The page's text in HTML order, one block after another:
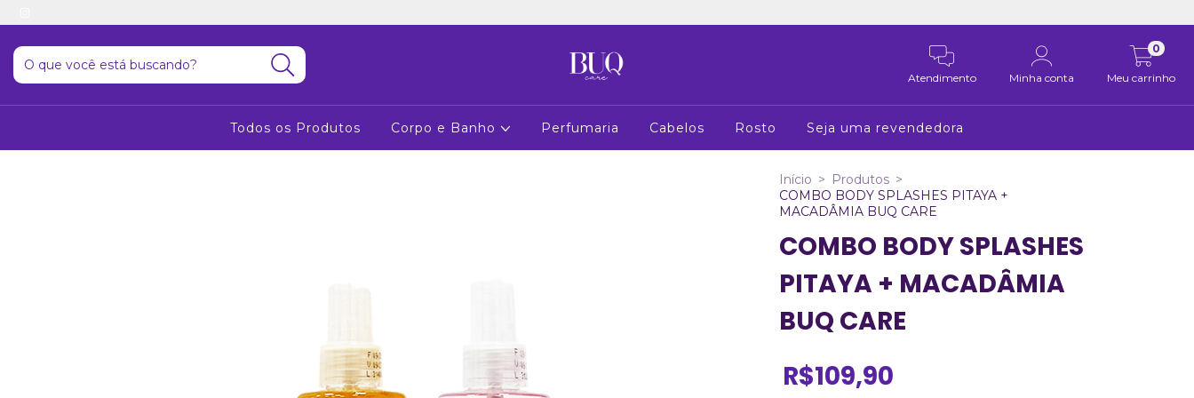
Atendimento Minha conta Meu carrinho
0
Todos os Produtos Corpo e Banho Perfumaria Cabelos Rosto Seja uma revendedora
Início > Produtos >
COMBO BODY SPLASHES PITAYA +
MACADÂMIA BUQ CARE
COMBO BODY SPLASHES
PITAYA + MACADÂMIA
BUQ CARE
R$109,90